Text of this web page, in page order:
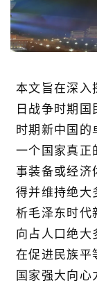
本文 旨在深入
日战争时期
时期新中国的
一个国家真正
事装备或经济
得并维持绝大
析毛泽东时代
向占人口绝大
在促进民族平
国家强大向心